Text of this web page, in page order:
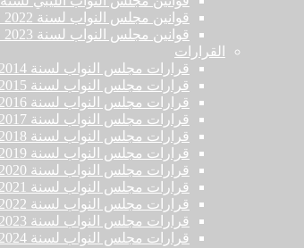
قوانين مجلس النواب لسنة 2022 م
قوانين مجلس النواب لسنة 2023 م
القرارات
قرارات مجلس النواب لسنة 2014 م
قرارات مجلس النواب لسنة 2015 م
قرارات مجلس النواب لسنة 2016 م
قرارات مجلس النواب لسنة 2017 م
قرارات مجلس النواب لسنة 2018 م
قرارات مجلس النواب لسنة 2019 م
قرارات مجلس النواب لسنة 2020 م
قرارات مجلس النواب لسنة 2021 م
قرارات مجلس النواب لسنة 2022 م
قرارات مجلس النواب لسنة 2023 م
قرارات مجلس النواب لسنة 2024 م